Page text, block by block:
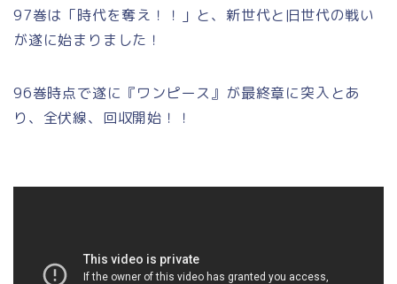
97巻は「時代を奪え！！」と、新世代と旧世代の戦い
が遂に始まりました！
96巻時点で遂に『ワンピース』が最終章に突入とあ
り、全伏線、回収開始！！